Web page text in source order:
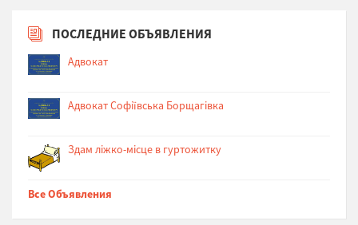
ПОСЛЕДНИЕ ОБЪЯВЛЕНИЯ
Адвокат
Адвокат Софіївська Борщагівка
Здам ліжко-місце в гуртожитку
Все Объявления